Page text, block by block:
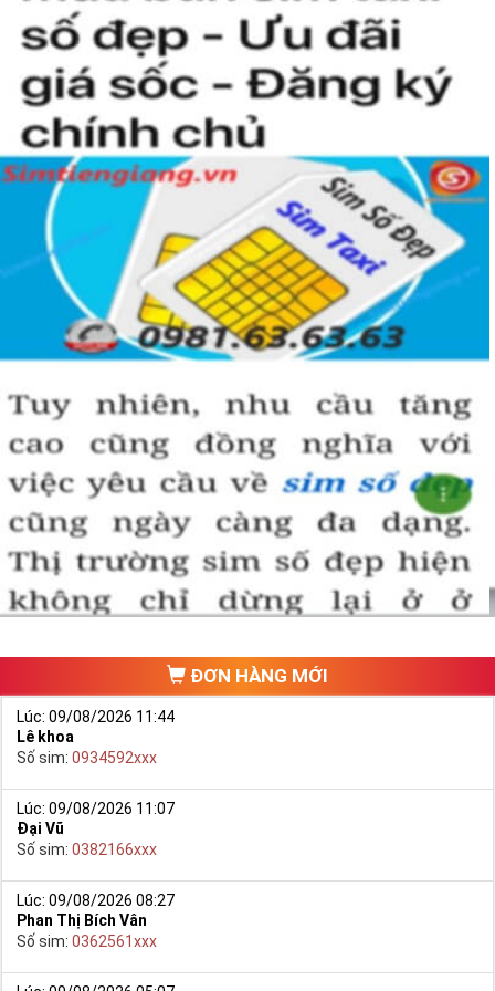
người khác cũng sẽ biết được vị trí của bạn trong xã hội là như thế
nào rồi?
Hướng dẫn mua Sim Tứ Quý 2 tại
Simtiengiang.vn.
Sim Tiền Giang là đơn vị cung cấp
Tứ Quý, sim giá rẻ uy
tín chất lượng.
Chọn mua sim số đẹp thường mất nhiều thời gian ở khoản lựa số,
một số phải vừa đẹp, vừa tốt về phong thủy thì mới là sim hoàn
hảo. Vậy phải làm sao?
- Cách nhanh nhất để chọn mua được Sim Tứ Quý 2 là bạn vào
trang chủ của Sim Tiền Giang, chọn mục “
Sim giảm giá
“ ở ngay đầu
trang chủ. Đây là danh sách sim được đại lý giảm giá vì một số lý
Ngoài ra quý khách chưa ưng ý về Sim Tứ Quý 2 có cũng thể tham
khảo thêm Sim Vinaphone,Sim Gmobile, Sim Tứ Quý Giữa
ĐƠN HÀNG MỚI
Lúc: 09/08/2026 11:44
Lê khoa
Số sim: 0934592xxx
Lúc: 09/08/2026 11:07
Đại Vũ
Số sim: 0382166xxx
Lúc: 09/08/2026 08:27
Phan Thị Bích Vân
Số sim: 0362561xxx